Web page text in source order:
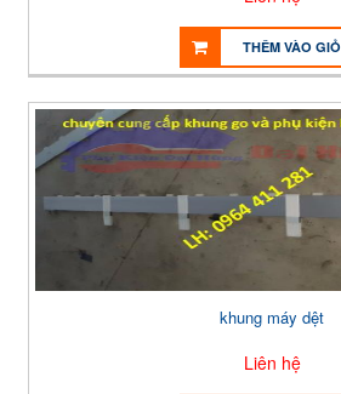
THÊM VÀO GIỎ
khung máy dệt
Liên hệ